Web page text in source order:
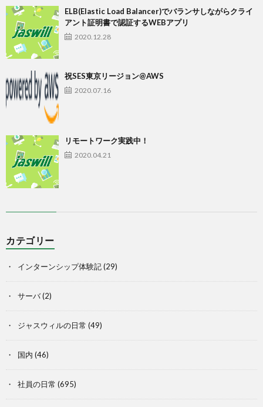
ELB(Elastic Load Balancer)でバランサしながらクライ
アント証明書で認証するWEBアプリ
2020.12.28
祝SES東京リージョン@AWS
2020.07.16
リモートワーク実践中！
2020.04.21
カテゴリー
インターンシップ体験記(29)
サーバ(2)
ジャスウィルの日常 (49)
国内 (46)
社員の日常 (695)